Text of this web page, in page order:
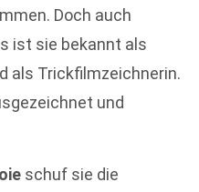
Doch auch
ist sie bekannt als
als Trickfilmzeichnerin.
und
schuf sie die